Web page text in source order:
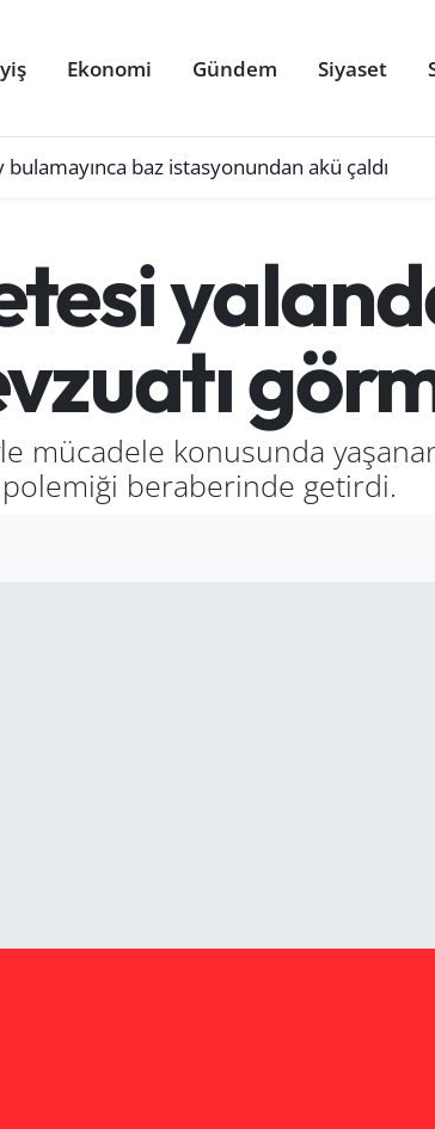
Ekonomi Gündem Siyaset
bulamayınca baz istasyonundan akü çaldı
mücadele konusunda
beraberinde getirdi.